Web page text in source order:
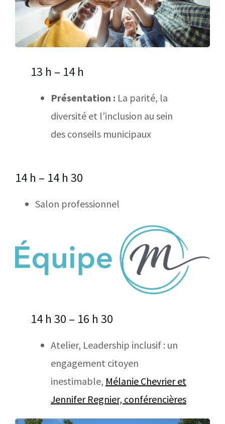
13 h – 14 h
Présentation : La parité, la
diversité et l’inclusion au sein
des conseils municipaux
14 h – 14 h 30
Salon professionnel
14 h 30 – 16 h 30
Atelier, Leadership inclusif : un
engagement citoyen
inestimable, Mélanie Chevrier et
Jennifer Regnier, conférencières